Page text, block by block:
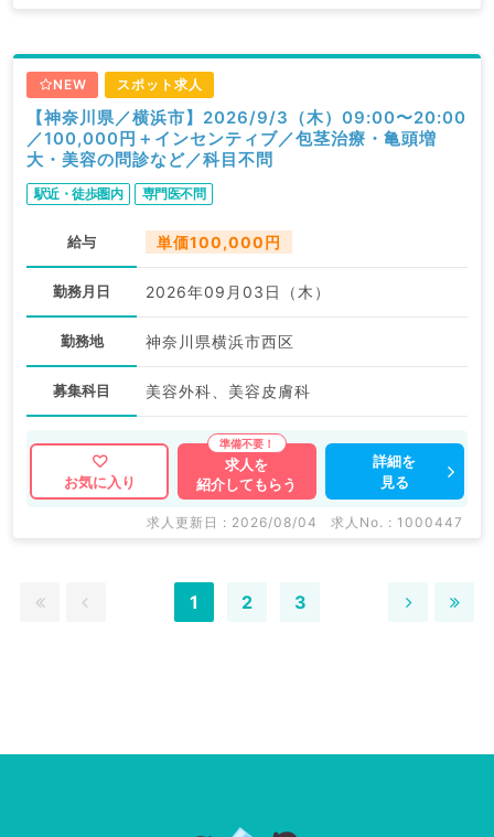
NEW スポット求人
【神奈川県／横浜市】2026/9/3（木）09:00〜20:00
／100,000円＋インセンティブ／包茎治療・亀頭増
大・美容の問診など／科目不問
駅近・徒歩圏内 専門医不問
給与 単価100,000円
勤務月日 2026年09月03日（木）
勤務地 神奈川県横浜市西区
募集科目 美容外科、美容皮膚科
お気に入り
求人を
紹介してもらう
詳細を
見る
求人更新日 : 2026/08/04 求人No. : 1000447
1 2 3